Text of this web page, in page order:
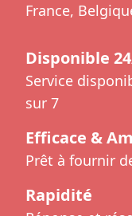
France,
Disponible
Service
sur 7
Efficace &
Prêt à fournir
Rapidité